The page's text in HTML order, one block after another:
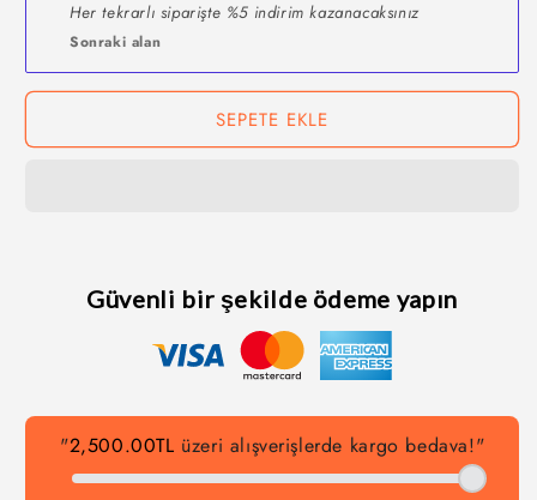
Her tekrarlı siparişte %5 indirim kazanacaksınız
Sonraki alan
SEPETE EKLE
Güvenli bir şekilde ödeme yapın
"2,500.00TL üzeri alışverişlerde kargo bedava!"